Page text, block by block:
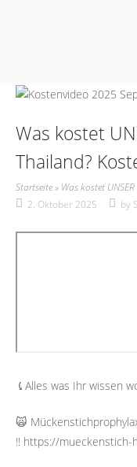
Was kostet
Thailand?
Startseite» Was kostet
2. Oktober 2025
by
⤹Alles was Ihr wissen
🙀
‼️ https://mueckenstich-